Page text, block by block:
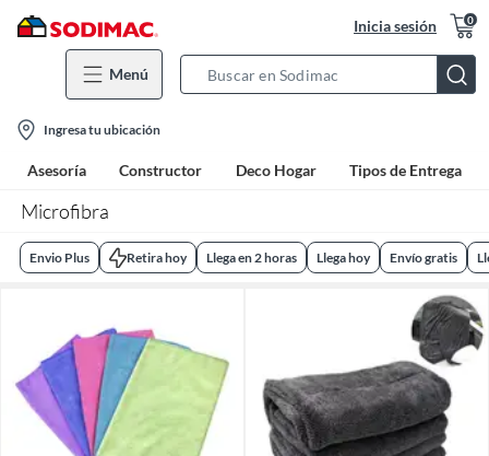
Inicia sesión 0
Menú
Bar
location-
icon
Ingresa tu ubicación
Asesoría Constructor Deco Hogar Tipos de Entrega
Microfibra
Envio Plus Retira hoy Llega en 2 horas Llega hoy Envío gratis